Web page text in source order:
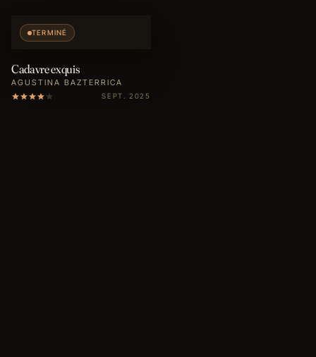
TERMINÉ
Cadavre exquis
AGUSTINA BAZTERRICA
SEPT. 2025